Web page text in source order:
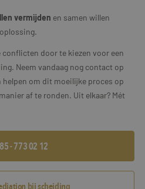
vermijden en samen willen
door te kiezen voor een
Neem vandaag nog contact op
helpen om dit moeilijke proces op
af te ronden. Uit elkaar? Mét
- 773 02 12
bij scheiding